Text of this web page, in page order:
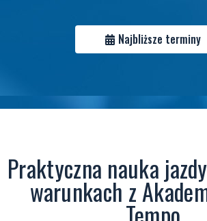
Najbliższe terminy
Praktyczna nauka
warunkach z